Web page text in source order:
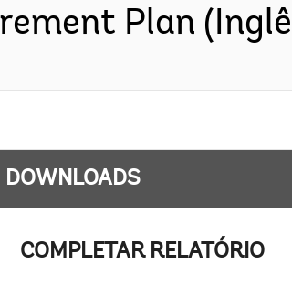
Plan
DOWNLOADS
COMPLETAR RELATÓRIO